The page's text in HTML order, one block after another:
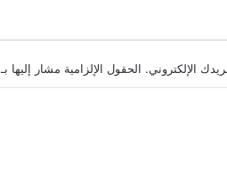
الإلكتروني. الحقول الإلزامية مشار إليها بـ